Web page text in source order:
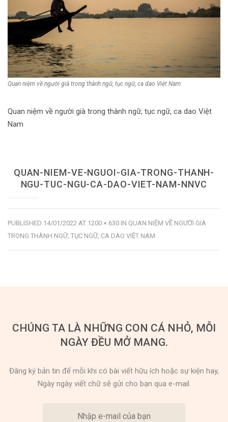
Học từ dân gian
Ngòi bút người xưa
Người Việt với tiếng Việt
Học Viết Chữ
Thư Viện Chữ
Về Chúng Tôi
Quan niệm về người già trong thành ngữ, tục ngữ, ca dao Việt Nam
Quan niệm về người già trong thành ngữ, tục ngữ, ca dao Việt
Nam
QUAN-NIEM-VE-NGUOI-GIA-TRONG-THANH-
NGU-TUC-NGU-CA-DAO-VIET-NAM-NNVC
PUBLISHED 14/01/2022 AT 1200 × 630 IN QUAN NIỆM VỀ NGƯỜI GIÀ
TRONG THÀNH NGỮ, TỤC NGỮ, CA DAO VIỆT NAM.
CHÚNG TA LÀ NHỮNG CON CÁ NHỎ, MỖI
NGÀY ĐỀU MỞ MANG.
Đăng ký bản tin để mỗi khi có bài viết hữu ích hoặc sự kiện hay,
Ngày ngày viết chữ sẽ gửi cho bạn qua e-mail.